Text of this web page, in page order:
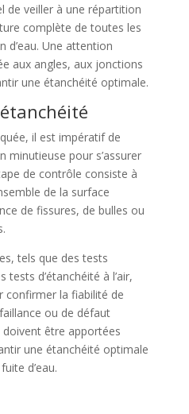
de veiller à une répartition
complète de toutes les
d’eau. Une attention
aux angles, aux jonctions
une étanchéité optimale.
il est impératif de
minutieuse pour s’assurer
de contrôle consiste à
de la surface
de fissures, de bulles ou
tels que des tests
tests d’étanchéité à l’air,
confirmer la fiabilité de
ou de défaut
être apportées
une étanchéité optimale
d’eau.